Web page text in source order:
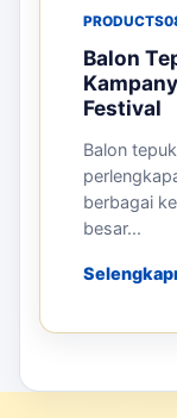
PRODUCTS
Balon
Festival
Balon
berbagai
besar...